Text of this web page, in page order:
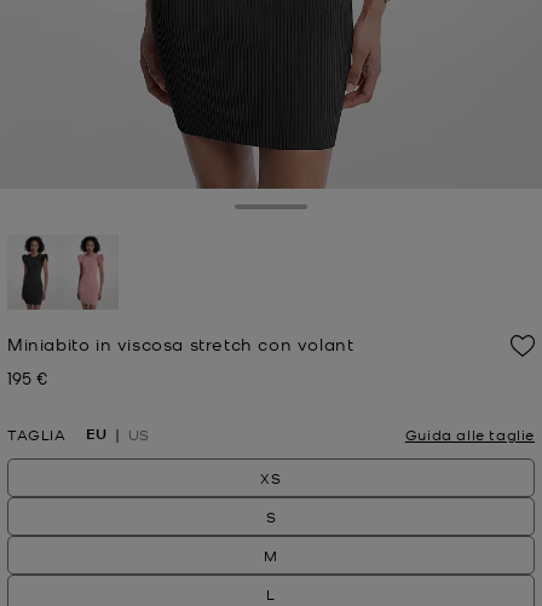
Miniabito in viscosa stretch con volant
Prezzo attuale
195 €
TAGLIA EU US Guida alle taglie
XS
S
M
L